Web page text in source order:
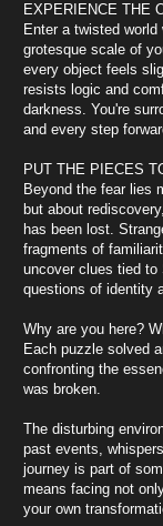
EXPERIENCE THE
Enter a twisted
grotesque scale of
every object feels
resists logic and
darkness. You're
and every step
PUT THE PIECES
Beyond the fear lies
but about
has been lost.
fragments of
uncover clues tied to
questions of identity
Why are you here?
Each puzzle solved
confronting the
was broken.
The disturbing
past events,
journey is part of
means facing not
your own